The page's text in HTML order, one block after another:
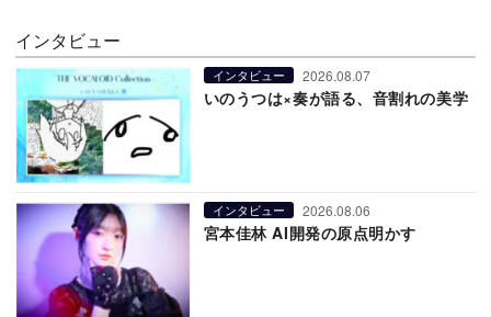
インタビュー
インタビュー 2026.08.07
いのうつは×奏が語る、音割れの美学
インタビュー 2026.08.06
宮本佳林 AI開発の原点明かす